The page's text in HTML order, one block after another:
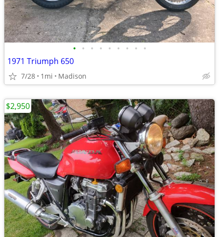
• • • • • • • • •
1971 Triumph 650
7/28 1mi Madison
$2,950